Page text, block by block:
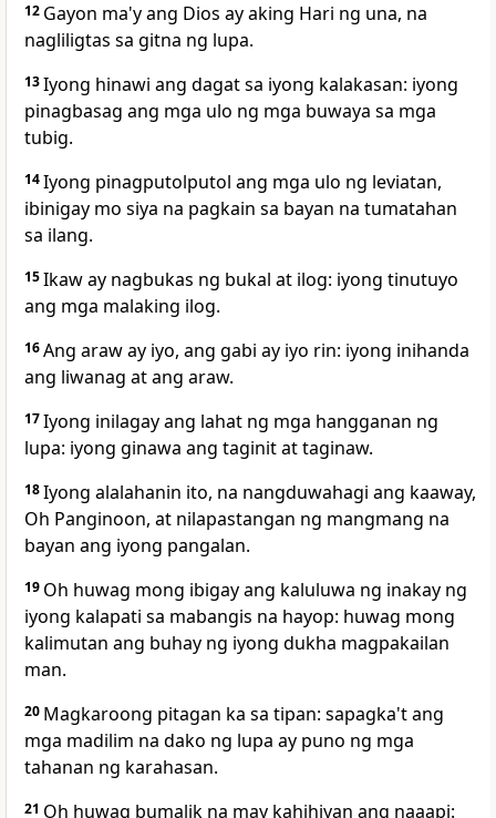
12 Gayon ma'y ang Dios ay aking Hari ng una, na
nagliligtas sa gitna ng lupa.
13Iyong hinawi ang dagat sa iyong kalakasan: iyong
pinagbasag ang mga ulo ng mga buwaya sa mga
tubig.
14Iyong pinagputolputol ang mga ulo ng leviatan,
ibinigay mo siya na pagkain sa bayan na tumatahan
sa ilang.
15Ikaw ay nagbukas ng bukal at ilog: iyong tinutuyo
ang mga malaking ilog.
16Ang araw ay iyo, ang gabi ay iyo rin: iyong inihanda
ang liwanag at ang araw.
17Iyong inilagay ang lahat ng mga hangganan ng
lupa: iyong ginawa ang taginit at taginaw.
18Iyong alalahanin ito, na nangduwahagi ang kaaway,
Oh Panginoon, at nilapastangan ng mangmang na
bayan ang iyong pangalan.
19 Oh huwag mong ibigay ang kaluluwa ng inakay ng
iyong kalapati sa mabangis na hayop: huwag mong
kalimutan ang buhay ng iyong dukha magpakailan
man.
20 Magkaroong pitagan ka sa tipan: sapagka't ang
mga madilim na dako ng lupa ay puno ng mga
tahanan ng karahasan.
21 Oh huwag bumalik na may kahihiyan ang naaapi: